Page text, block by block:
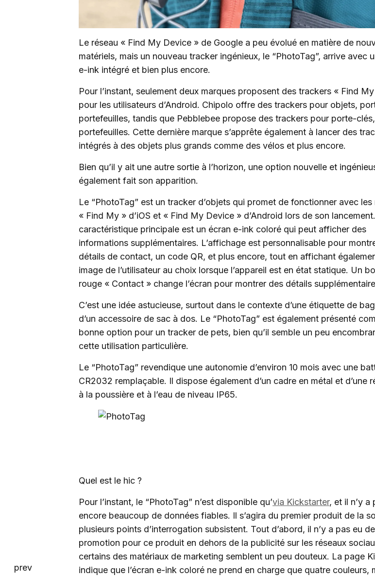
Le réseau « Find My Device » de Google a peu évolué en matière de
matériels, mais un nouveau tracker ingénieux, le “PhotoTag”, arrive avec
e-ink intégré et bien plus encore.
Pour l’instant, seulement deux marques proposent des trackers « Find
pour les utilisateurs d’Android. Chipolo offre des trackers pour objets,
portefeuilles, tandis que Pebblebee propose des trackers pour porte-
portefeuilles. Cette dernière marque s’apprête également à lancer des
intégrés à des objets plus grands comme des vélos et plus encore.
Bien qu’il y ait une autre sortie à l’horizon, une option nouvelle et
également fait son apparition.
Le “PhotoTag” est un tracker d’objets qui promet de fonctionner avec les
« Find My » d’iOS et « Find My Device » d’Android lors de son
caractéristique principale est un écran e-ink coloré qui peut afficher des
informations supplémentaires. L’affichage est personnalisable pour
détails de contact, un code QR, et plus encore, tout en affichant
image de l’utilisateur au choix lorsque l’appareil est en état statique. Un
rouge « Contact » change l’écran pour montrer des détails
C’est une idée astucieuse, surtout dans le contexte d’une étiquette de
d’un accessoire de sac à dos. Le “PhotoTag” est également présenté
bonne option pour un tracker de pets, bien qu’il semble un peu
cette utilisation particulière.
Le “PhotoTag” revendique une autonomie d’environ 10 mois avec une
CR2032 remplaçable. Il dispose également d’un cadre en métal et d’une
à la poussière et à l’eau de niveau IP65.
Quel est le hic ?
Pour l’instant, le “PhotoTag” n’est disponible qu’via Kickstarter, et il n’y a
encore beaucoup de données fiables. Il s’agira du premier produit de la
plusieurs points d’interrogation subsistent. Tout d’abord, il n’y a pas eu
promotion pour ce produit en dehors de la publicité sur les réseaux
certains des matériaux de marketing semblent un peu douteux. La page
indique que l’écran e-ink coloré ne prend en charge que quatre couleurs,